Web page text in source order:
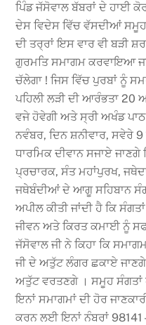
ਪਿੰਡ ਜੱਸੋਵਾਲ ਬੱਬਰਾਂ ਦੇ ਹਾਈ
ਦੇਸ ਵਿਦੇਸ ਵਿੱਚ ਵੱਸਦੀਆਂ
ਦੀ ਤਰ੍ਰਾਂ ਇਸ ਵਾਰ ਵੀ ਬੜੀ
ਗੁਰਮਤਿ ਸਮਾਗਮ ਕਰਵਾਇਆ
ਚੱਲੇਗਾ ! ਜਿਸ ਵਿੱਚ ਪੁਰਬਾਂ ਨੂੰ
ਪਹਿਲੀ ਲੜੀ ਦੀ ਆਰੰਭਤਾ 20
ਵਜੇ ਹੋਵੇਗੀ ਅਤੇ ਸ੍ਰੀ ਅਖੰਡ ਪਾਠ
ਨਵੰਬਰ, ਦਿਨ ਸ਼ਨੀਵਾਰ, ਸਵੇਰੇ
ਧਾਰਮਿਕ ਦੀਵਾਨ ਸਜਾਏ ਜਾਣਗੇ
ਪ੍ਰਚਾਰਕ, ਸੰਤ ਮਹਾਂਪੁਰਖ,
ਜਥੇਬੰਦੀਆਂ ਦੇ ਆਗੂ ਸਹਿਬਾਨ
ਅਪੀਲ ਕੀਤੀ ਜਾਂਦੀ ਹੈ ਕਿ
ਜੀਵਨ ਅਤੇ ਕਿਰਤ ਕਮਾਈ ਨੂੰ
ਜੱਸੋਵਾਲ ਜੀ ਨੇ ਕਿਹਾ ਕਿ
ਜੀ ਦੇ ਅਤੁੱਟ ਲੰਗਰ ਛਕਾਏ
ਅਤੁੱਟ ਵਰਤਣਗੇ । ਸਮੂਹ ਸੰਗਤਾਂ
ਇਨਾਂ ਸਮਾਗਮਾਂ ਦੀ ਹੋਰ
ਕਰਨ ਲਈ ਇਨਾਂ ਨੰਬਰਾਂ